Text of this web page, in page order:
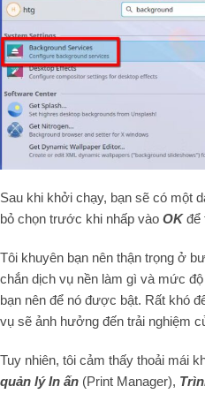
Sau khi khởi chạy, bạn sẽ có một
bỏ chọn trước khi nhấp vào OKđể
Tôi khuyên bạn nên thận trọng ở
chắn dịch vụ nền làm gì và mức
bạn nên để nó được bật. Rất khó
vụ sẽ ảnh hưởng đến trải nghiệm
Tuy nhiên, tôi cảm thấy thoải mái
quản lý In ấn (Print Manager),